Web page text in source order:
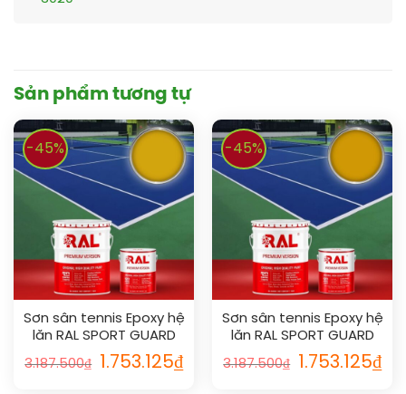
Sản phẩm tương tự
-45%
Sơn sân tennis Epoxy hệ
lăn RAL SPORT GUARD
1004
3.187.500₫ 1.753.125₫
-45%
Sơn sân tennis Epoxy hệ
lăn RAL SPORT GUARD
1006
3.187.500₫ 1.753.125₫